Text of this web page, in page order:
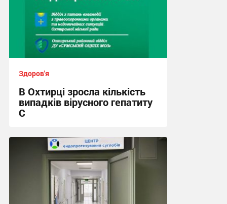
Здоров'я
В Охтирці зросла кількість
випадків вірусного гепатиту
С
17:49, 29.07.2026